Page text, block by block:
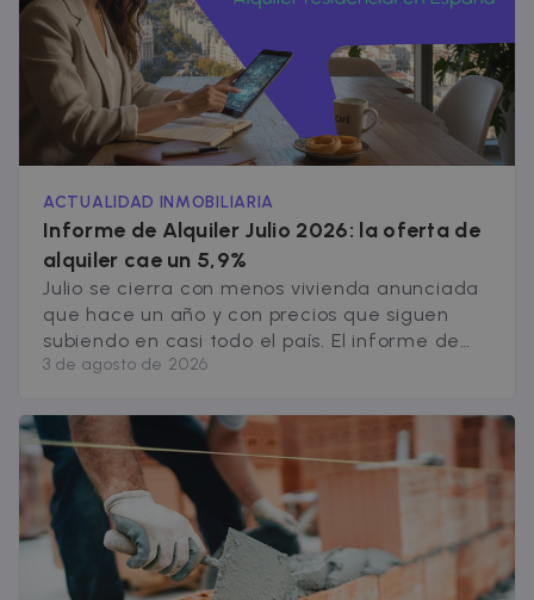
ACTUALIDAD INMOBILIARIA
Informe de Alquiler Julio 2026: la oferta de
alquiler cae un 5,9%
Julio se cierra con menos vivienda anunciada
que hace un año y con precios que siguen
subiendo en casi todo el país. El informe de
alquiler de Julio 2026, nos indica que la oferta
5,9% interanual, y la de 2 habitaciones
retrocede un 3,5%. Es el [&hellip;]
3 de agosto de 2026